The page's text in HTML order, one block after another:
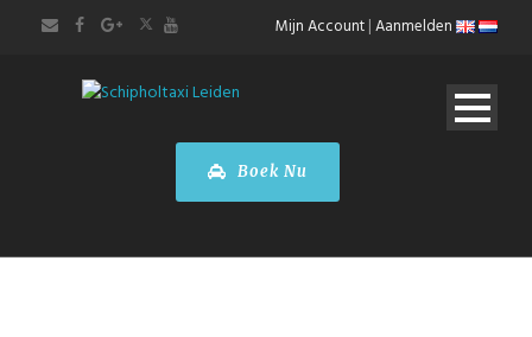
Mijn Account|Aanmelden
Boek Nu